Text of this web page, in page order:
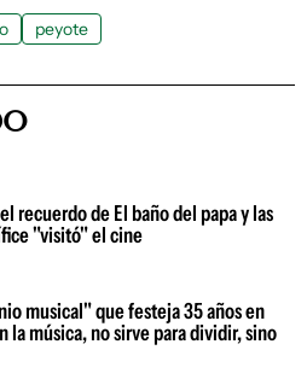
peyote
recuerdo de El baño del papa y las
"visitó" el cine
musical" que festeja 35 años en
música, no sirve para dividir, sino